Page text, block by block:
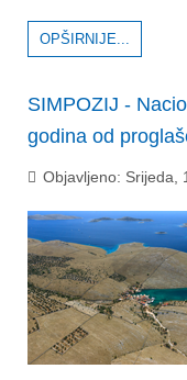
OPŠIRNIJE...
SIMPOZIJ -
godina od
Objavljeno: Srijeda,